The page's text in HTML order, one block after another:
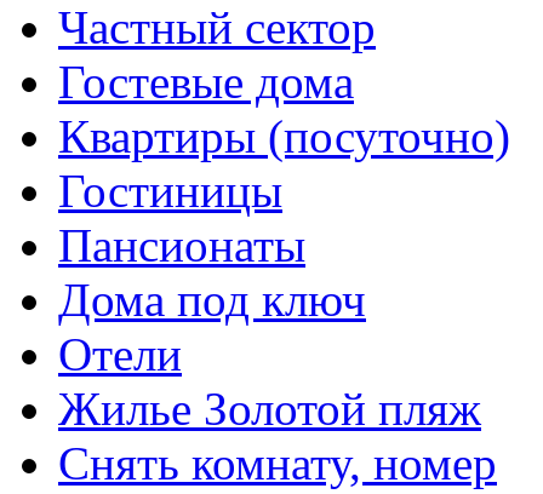
Частный сектор
Гостевые дома
Квартиры (посуточно)
Гостиницы
Пансионаты
Дома под ключ
Отели
Жилье Золотой пляж
Снять комнату, номер